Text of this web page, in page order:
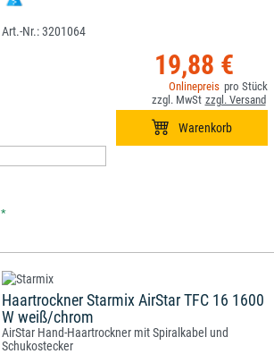
3201064
19,88 €
*
Haartrockner Starmix AirStar TFC 16 1600
W weiß/chrom
AirStar Hand-Haartrockner mit Spiralkabel und
Schukostecker